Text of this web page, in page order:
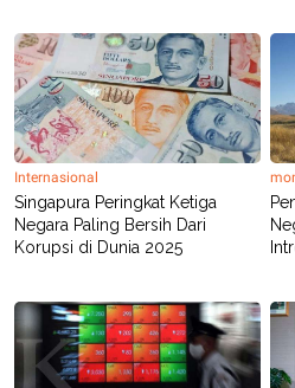
Internasional
Singapura Peringkat Ketiga
Negara Paling Bersih Dari
Korupsi di Dunia 2025